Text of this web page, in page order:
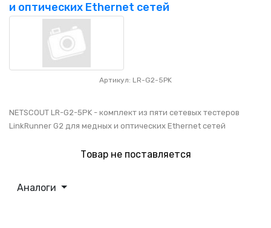
и оптических Ethernet сетей
Артикул: LR-G2-5PK
NETSCOUT LR-G2-5PK - комплект из пяти сетевых тестеров
LinkRunner G2 для медных и оптических Ethernet сетей
Товар не поставляется
Аналоги